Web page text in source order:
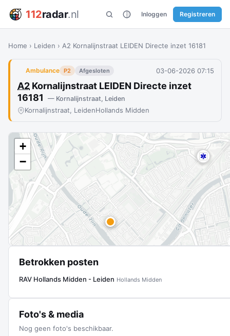
112radar.nl Inloggen Registreren
Home › Leiden › A2 Kornalijnstraat LEIDEN Directe inzet 16181
Ambulance P2 Afgesloten 03-06-2026 07:15
A2 Kornalijnstraat LEIDEN Directe inzet
16181
— Kornalijnstraat, Leiden
Kornalijnstraat, LeidenHollands Midden
+
−
Betrokken posten
RAV Hollands Midden - Leiden Hollands Midden
Foto's & media
Nog geen foto's beschikbaar.